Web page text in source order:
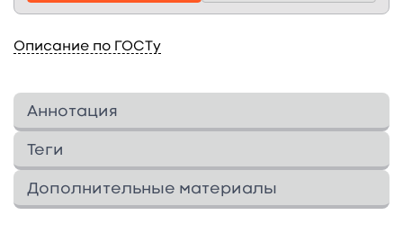
Описание по ГОСТу
Аннотация
В учебном пособии на основе данных
данные об обмене железа и его нарушениях,
этиологии, патогенезе развития
Теги
Дополнительные материалы